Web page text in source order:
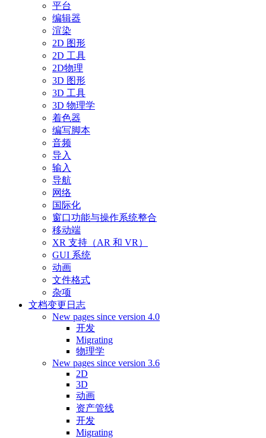
平台
编辑器
渲染
2D 图形
2D 工具
2D物理
3D 图形
3D 工具
3D 物理学
着色器
编写脚本
音频
导入
输入
导航
网络
国际化
窗口功能与操作系统整合
移动端
XR 支持（AR 和 VR）
GUI 系统
动画
文件格式
杂项
文档变更日志
New pages since version 4.0
开发
Migrating
物理学
New pages since version 3.6
2D
3D
动画
资产管线
开发
Migrating